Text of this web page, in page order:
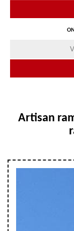
Artisan